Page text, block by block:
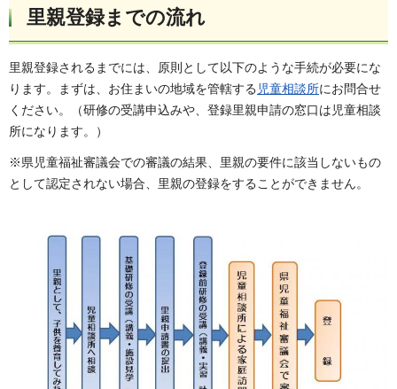
里親登録までの流れ
里親登録されるまでには、原則として以下のような手続が必要にな
ります。まずは、お住まいの地域を管轄する 児童相談所にお問合せ
ください。（研修の受講申込みや、登録里親申請の窓口は児童相談
所になります。）
※県児童福祉審議会での審議の結果、里親の要件に該当しないもの
として認定されない場合、里親の登録をすることができません。